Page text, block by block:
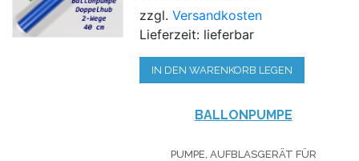
zzgl.Versandkosten
Lieferzeit: lieferbar
IN DEN WARENKORB LEGEN
BALLONPUMPE
PUMPE, AUFBLASGERÄT FÜR